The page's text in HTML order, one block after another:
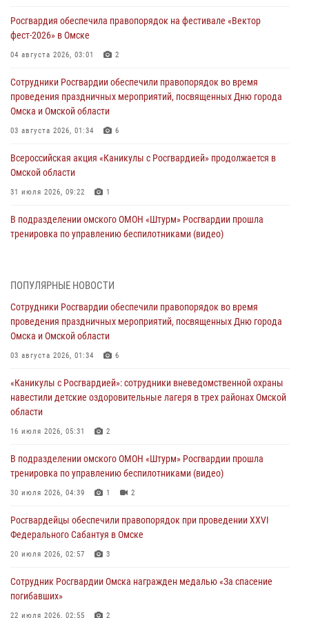
Росгвардия обеспечила правопорядок на фестивале «Вектор
фест-2026» в Омске
04 августа 2026, 03:01 2
Сотрудники Росгвардии обеспечили правопорядок во время
проведения праздничных мероприятий, посвященных Дню города
Омска и Омской области
03 августа 2026, 01:34 6
Всероссийская акция «Каникулы с Росгвардией» продолжается в
Омской области
31 июля 2026, 09:22 1
В подразделении омского ОМОН «Штурм» Росгвардии прошла
тренировка по управлению беспилотниками (видео)
Росгвардия обеспечила безопасность уникального передвижного
29 июля 2026, 01:49
Росгвардейцы приняли участие в крестном ходе в День крещения
Руси в Омске
При содействии спецназа Росгвардии пресечены нарушения
миграционного законодательства в Омске (видео)
27 июля 2026, 07:54
Росгвардия обеспечила правопорядок на концерте группы IOWA в
Омске
27 июля 2026, 01:42
ПОПУЛЯРНЫЕ НОВОСТИ
Сотрудники Росгвардии обеспечили правопорядок во время
проведения праздничных мероприятий, посвященных Дню города
Омска и Омской области
03 августа 2026, 01:34 6
«Каникулы с Росгвардией»: сотрудники вневедомственной охраны
навестили детские оздоровительные лагеря в трех районах Омской
области
16 июля 2026, 05:31 2
В подразделении омского ОМОН «Штурм» Росгвардии прошла
тренировка по управлению беспилотниками (видео)
30 июля 2026, 04:39 1 2
Росгвардейцы обеcпечили правопорядок при проведении XXVI
Федерального Сабантуя в Омске
20 июля 2026, 02:57 3
Сотрудник Росгвардии Омска награжден медалью «За спасение
погибавших»
22 июля 2026, 02:55 2